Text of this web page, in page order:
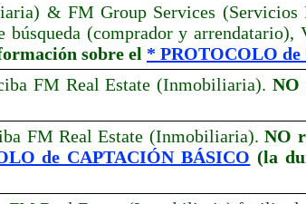
& FM Group Services (Servicios
(comprador y arrendatario),
sobre el * PROTOCOLO
FM Real Estate (Inmobiliaria).NO
FM Real Estate (Inmobiliaria).NO
de CAPTACIÓN BÁSICO (la